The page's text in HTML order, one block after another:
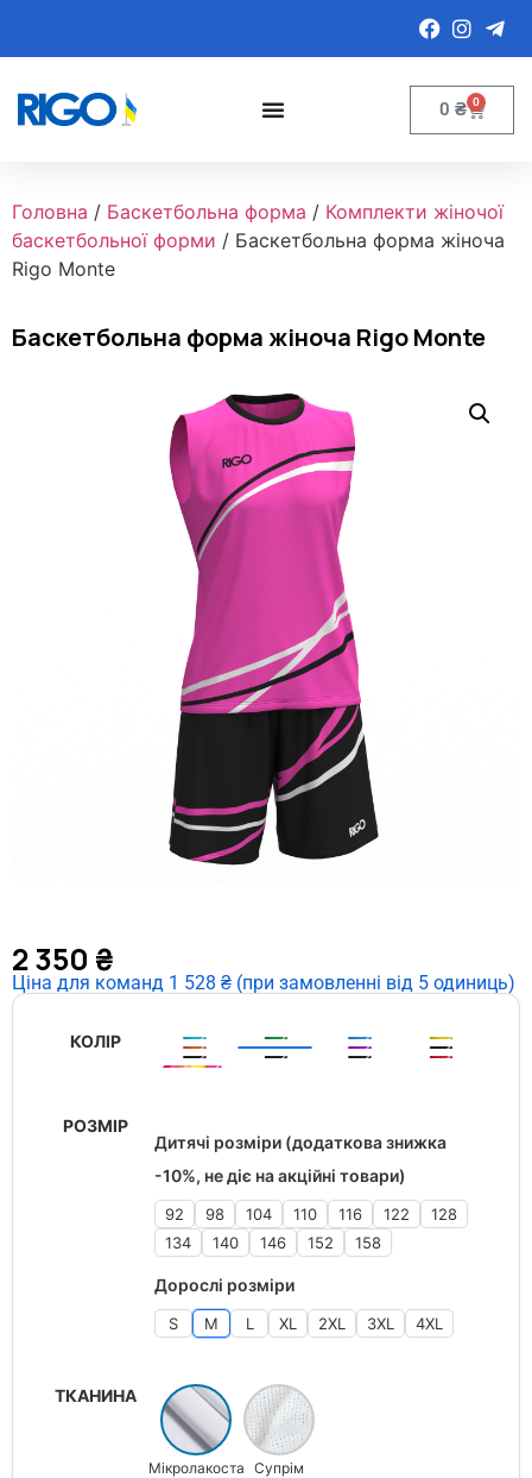
0 ₴ 0
Головна / Баскетбольна форма / Комплекти жіночої
баскетбольної форми / Баскетбольна форма жіноча
Rigo Monte
Баскетбольна форма жіноча Rigo Monte
2 350 ₴
Ціна для команд 1 528 ₴ (при замовленні від 5 одиниць)
КОЛІР
РОЗМІР
Дитячі розміри (додаткова знижка
-10%, не діє на акційні товари)
92 98 104 110 116 122
128
134
140 146 152 158
Дорослі розміри
S M L XL 2XL 3XL 4XL
ТКАНИНА
Мікролакоста Супрім